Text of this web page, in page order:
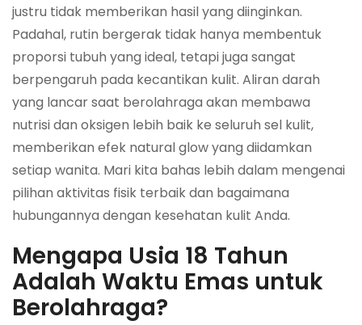
justru tidak memberikan hasil yang diinginkan.
Padahal, rutin bergerak tidak hanya membentuk
proporsi tubuh yang ideal, tetapi juga sangat
berpengaruh pada kecantikan kulit. Aliran darah
yang lancar saat berolahraga akan membawa
nutrisi dan oksigen lebih baik ke seluruh sel kulit,
memberikan efek natural glowyang diidamkan
setiap wanita. Mari kita bahas lebih dalam mengenai
pilihan aktivitas fisik terbaik dan bagaimana
hubungannya dengan kesehatan kulit Anda.
Mengapa Usia 18 Tahun
Adalah Waktu Emas untuk
Berolahraga?